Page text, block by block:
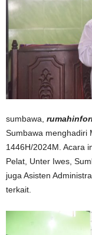
sumbawa,
Sumbawa menghadiri
1446H/2024M. Acara
Pelat, Unter Iwes,
juga Asisten
terkait.